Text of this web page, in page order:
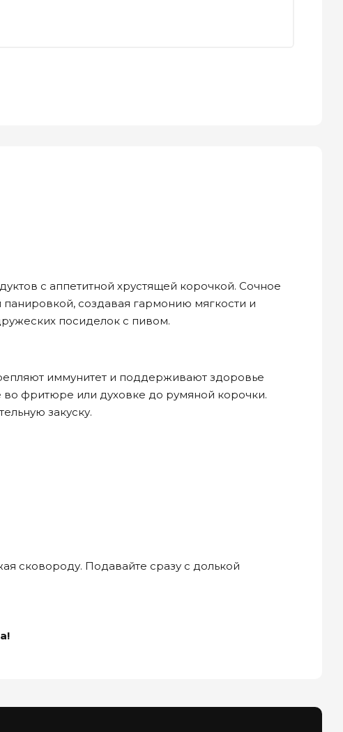
с аппетитной хрустящей корочкой. Сочное
панировкой, создавая гармонию мягкости и
посиделок с пивом.
иммунитет и поддерживают здоровье
фритюре или духовке до румяной корочки.
закуску.
сковороду. Подавайте сразу с долькой